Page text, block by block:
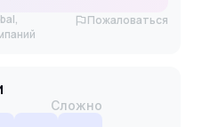
Пожаловаться
Сложно